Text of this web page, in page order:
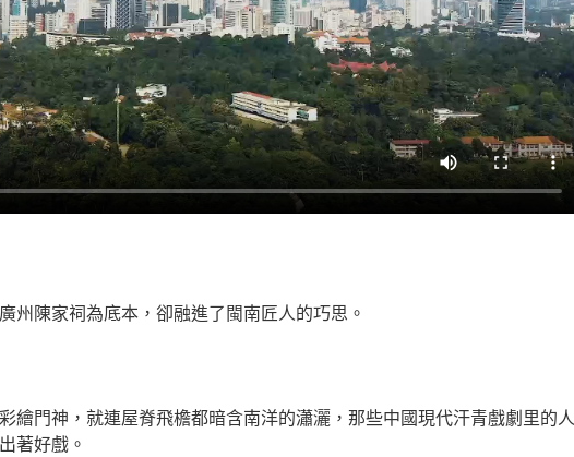
州陳家祠為底本，卻融進了閩南匠人的巧思。
繪門神，就連屋脊飛檐都暗含南洋的瀟灑，那些中國現代汗青戲劇里的人
著好戲。